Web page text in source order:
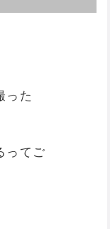
った
ってご